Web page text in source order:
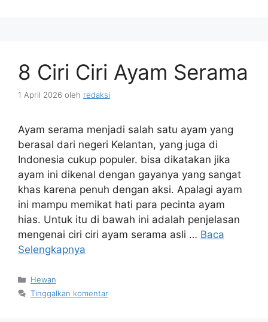
8 Ciri Ciri Ayam Serama
1 April 2026 oleh redaksi
Ayam serama menjadi salah satu ayam yang
berasal dari negeri Kelantan, yang juga di
Indonesia cukup populer. bisa dikatakan jika
ayam ini dikenal dengan gayanya yang sangat
khas karena penuh dengan aksi. Apalagi ayam
ini mampu memikat hati para pecinta ayam
hias. Untuk itu di bawah ini adalah penjelasan
mengenai ciri ciri ayam serama asli … Baca
Selengkapnya
Kategori
Hewan
Tinggalkan komentar